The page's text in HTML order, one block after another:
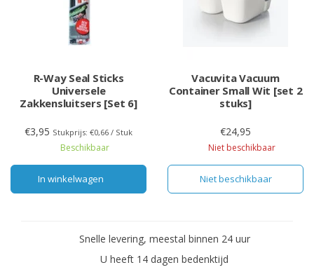
R-Way Seal Sticks
Universele
Zakkensluitsers [Set 6]
€3,95 Stukprijs: €0,66 / Stuk
Beschikbaar
In winkelwagen
Vacuvita Vacuum
Container Small Wit [set 2
stuks]
€24,95
Niet beschikbaar
Niet beschikbaar
Snelle levering, meestal binnen 24 uur
U heeft 14 dagen bedenktijd